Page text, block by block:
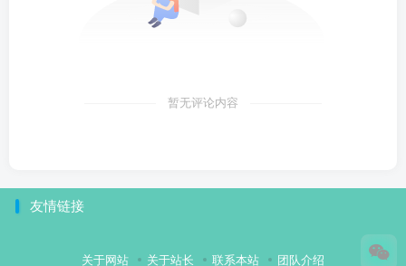
暂无评论内容
友情链接
关于网站 关于站长 联系本站 团队介绍